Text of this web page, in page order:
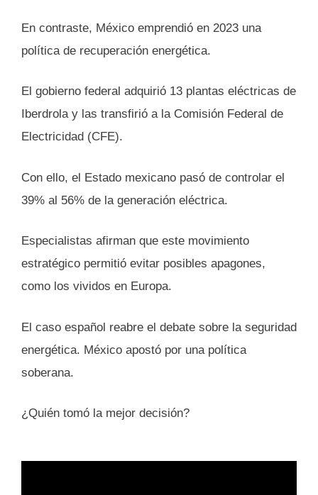
En contraste, México emprendió en 2023 una
política de recuperación energética.
El gobierno federal adquirió 13 plantas eléctricas de
Iberdrola y las transfirió a la Comisión Federal de
Electricidad (CFE).
Con ello, el Estado mexicano pasó de controlar el
39% al 56% de la generación eléctrica.
Especialistas afirman que este movimiento
estratégico permitió evitar posibles apagones,
como los vividos en Europa.
El caso español reabre el debate sobre la seguridad
energética. México apostó por una política
soberana.
¿Quién tomó la mejor decisión?